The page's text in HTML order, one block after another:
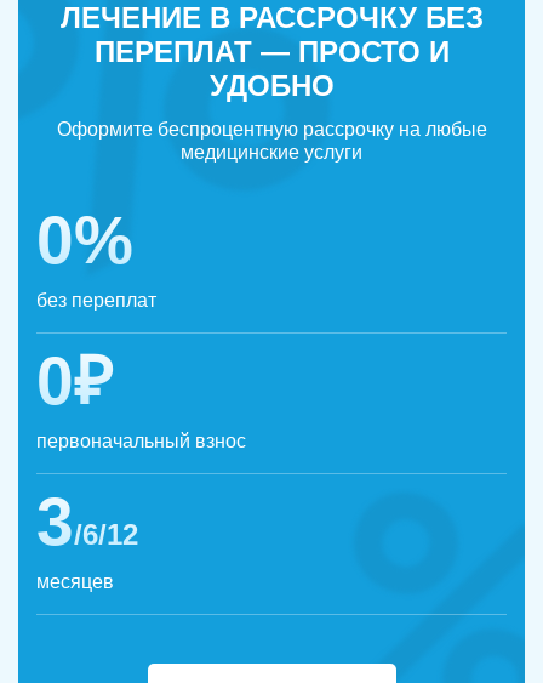
ЛЕЧЕНИЕ В РАССРОЧКУ БЕЗ
ПЕРЕПЛАТ — ПРОСТО И
УДОБНО
Оформите беспроцентную рассрочку на любые
медицинские услуги
0%
без переплат
0₽
первоначальный взнос
3/6/12
месяцев